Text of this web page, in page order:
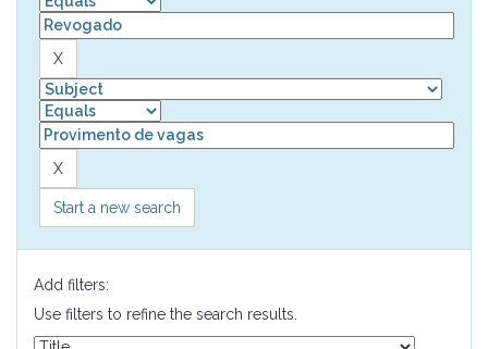
Start a new search
Add filters:
Use filters to refine the search results.